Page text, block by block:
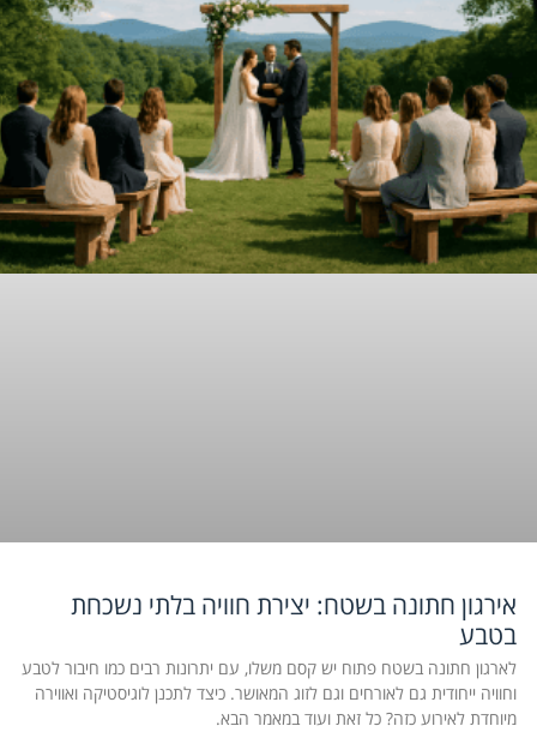
אירגון חתונה בשטח: יצירת חוויה בלתי נשכחת
בטבע
לארגון חתונה בשטח פתוח יש קסם משלו, עם יתרונות רבים כמו חיבור לטבע
וחוויה ייחודית גם לאורחים וגם לזוג המאושר. כיצד לתכנן לוגיסטיקה ואווירה
מיוחדת לאירוע כזה? כל זאת ועוד במאמר הבא.